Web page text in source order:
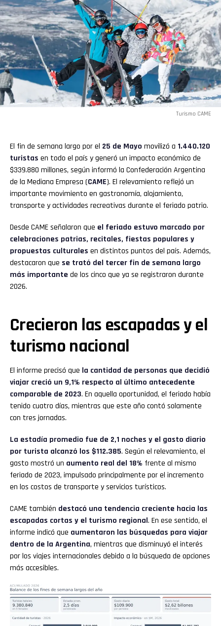
Turismo CAME
El fin de semana largo por el 25 de Mayo movilizó a 1.440.120
turistas en todo el país y generó un impacto económico de
$339.880 millones, según informó la Confederación Argentina
de la Mediana Empresa (CAME). El relevamiento reflejó un
importante movimiento en gastronomía, alojamiento,
transporte y actividades recreativas durante el feriado patrio.
Desde CAME señalaron que el feriado estuvo marcado por
celebraciones patrias, recitales, fiestas populares y
propuestas culturales en distintos puntos del país. Además,
destacaron que se trató del tercer fin de semana largo
más importante de los cinco que ya se registraron durante
2026.
Crecieron las escapadas y el
turismo nacional
El informe precisó que la cantidad de personas que decidió
viajar creció un 9,1% respecto al último antecedente
comparable de 2023. En aquella oportunidad, el feriado había
tenido cuatro días, mientras que este año contó solamente
con tres jornadas.
La estadía promedio fue de 2,1 noches y el gasto diario
por turista alcanzó los $112.385. Según el relevamiento, el
gasto mostró un aumento real del 18% frente al mismo
feriado de 2023, impulsado principalmente por el incremento
en los costos de transporte y servicios turísticos.
CAME también destacó una tendencia creciente hacia las
escapadas cortas y el turismo regional. En ese sentido, el
informe indicó que aumentaron las búsquedas para viajar
dentro de la Argentina, mientras que disminuyó el interés
por los viajes internacionales debido a la búsqueda de opciones
más accesibles.